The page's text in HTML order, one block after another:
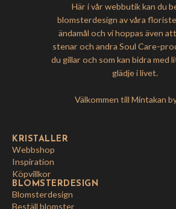
Här i vår webbutik kan du
blomsterdesign av våra
ändamål och vi hoppas även
stenar och andra Soul Care-
du gillar och som kan bidra med
glädje i livet.
Välkommen till Mintakan
KRISTALLER
Webbshop
Inspiration
Köpvillkor
BLOMSTERDESIGN
Blomsterdesign
Beställ blomster